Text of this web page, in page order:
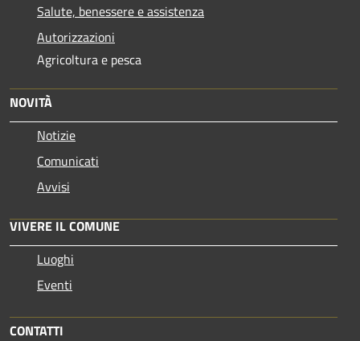
Salute, benessere e assistenza
Autorizzazioni
Agricoltura e pesca
NOVITÀ
Notizie
Comunicati
Avvisi
VIVERE IL COMUNE
Luoghi
Eventi
CONTATTI